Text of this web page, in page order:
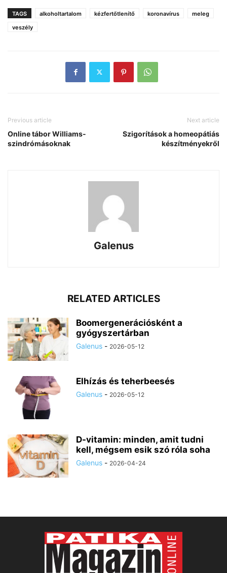
TAGS alkoholtartalom kézfertőtlenítő koronavírus
meleg
veszély
Previous article
Online tábor Williams-
szindrómásoknak
Next article
Szigorítások a homeopátiás
készítményekről
Galenus
RELATED ARTICLES
Boomergenerációsként a
gyógyszertárban
Galenus - 2026-05-12
Elhízás és teherbeesés
Galenus - 2026-05-12
D-vitamin: minden, amit tudni
kell, mégsem esik szó róla soha
Galenus - 2026-04-24